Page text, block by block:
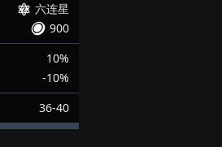
六连星
900
10%
-10%
36-40